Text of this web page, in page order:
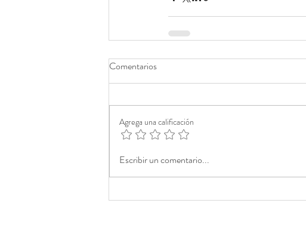
Comentarios
Agrega una calificación
Escribir un comentario...